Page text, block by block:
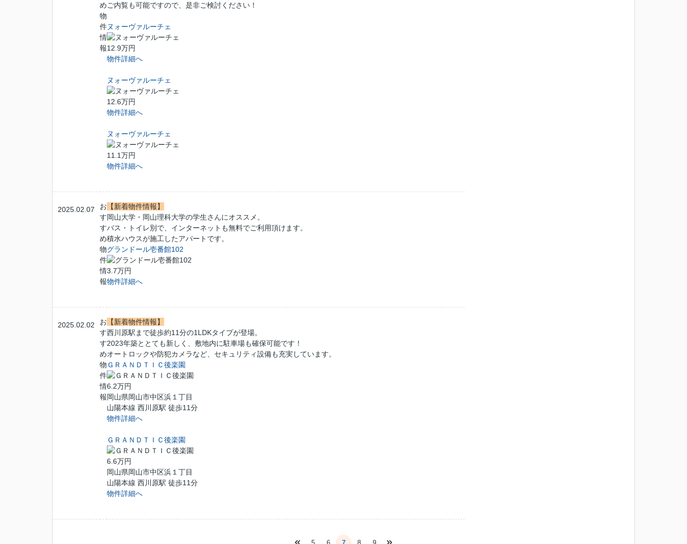
め
物
件
情
報
ご内覧も可能ですので、是非ご検討ください！
ヌォーヴァルーチェ
12.9万円
物件詳細へ
ヌォーヴァルーチェ
12.6万円
物件詳細へ
ヌォーヴァルーチェ
11.1万円
物件詳細へ
2025.02.07
お
す
す
め
物
件
情
報
【新着物件情報】
岡山大学・岡山理科大学の学生さんにオススメ。
バス・トイレ別で、インターネットも無料でご利用頂けます。
積水ハウスが施工したアパートです。
グランドール壱番館102
3.7万円
物件詳細へ
2025.02.02
お
す
す
め
物
件
情
報
【新着物件情報】
西川原駅まで徒歩約11分の1LDKタイプが登場。
2023年築ととても新しく、敷地内に駐車場も確保可能です！
オートロックや防犯カメラなど、セキュリティ設備も充実しています。
ＧＲＡＮＤＴＩＣ後楽園
6.2万円
岡山県岡山市中区浜１丁目
山陽本線 西川原駅 徒歩11分
物件詳細へ
ＧＲＡＮＤＴＩＣ後楽園
6.6万円
岡山県岡山市中区浜１丁目
山陽本線 西川原駅 徒歩11分
物件詳細へ
5 6 7 8 9